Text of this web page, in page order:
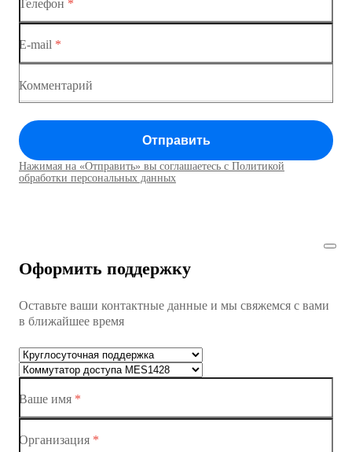
Коммутатор доступа MES1428-04
Коммутатор доступа MES1428
Коммутатор доступа MES1428
Коммутаторы доступа01
Коммутатор доступа MES1428
Коммутатор доступа MES1428
Коммутаторы доступа
Коммутатор доступа MES1428-02
Телефон *
E-mail *
Комментарий
Отправить
Нажимая на «Отправить» вы соглашаетесь с Политикой
обработки персональных данных
Оформить поддержку
Оставьте ваши контактные данные и мы свяжемся с вами
в ближайшее время
Ваше имя *
Организация *